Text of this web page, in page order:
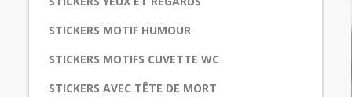
STICKERS MOTIF HUMOUR
STICKERS MOTIFS CUVETTE WC
STICKERS AVEC TÊTE DE MORT